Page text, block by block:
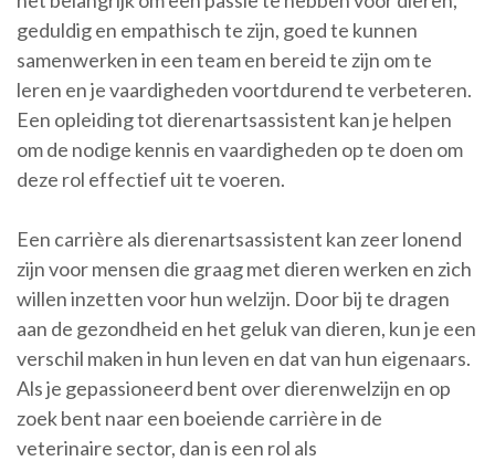
geduldig en empathisch te zijn, goed te kunnen
samenwerken in een team en bereid te zijn om te
leren en je vaardigheden voortdurend te verbeteren.
Een opleiding tot dierenartsassistent kan je helpen
om de nodige kennis en vaardigheden op te doen om
deze rol effectief uit te voeren.
Een carrière als dierenartsassistent kan zeer lonend
zijn voor mensen die graag met dieren werken en zich
willen inzetten voor hun welzijn. Door bij te dragen
aan de gezondheid en het geluk van dieren, kun je een
verschil maken in hun leven en dat van hun eigenaars.
Als je gepassioneerd bent over dierenwelzijn en op
zoek bent naar een boeiende carrière in de
veterinaire sector, dan is een rol als